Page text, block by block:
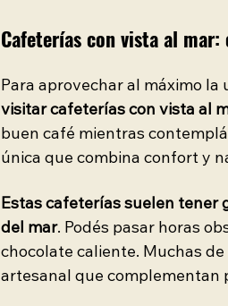
Cafeterías con vista al
Para aprovechar al máximo la
visitar cafeterías con vista al
buen café mientras
única que combina confort y
Estas cafeterías suelen tener
del mar. Podés pasar horas
chocolate caliente. Muchas
artesanal que complementan